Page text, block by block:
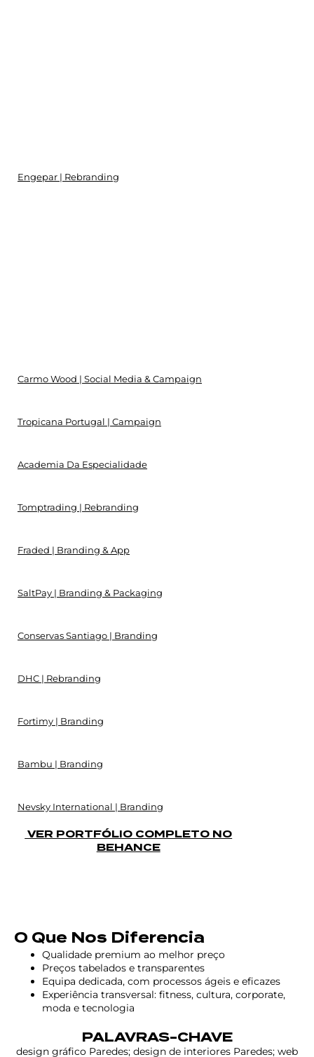
Engepar | Rebranding
Carmo Wood | Social Media & Campaign
Tropicana Portugal | Campaign
Academia Da Especialidade
Tomptrading | Rebranding
Fraded | Branding & App
SaltPay | Branding & Packaging
Conservas Santiago | Branding
DHC | Rebranding
Fortimy | Branding
Bambu | Branding
Nevsky International | Branding
VER PORTFÓLIO COMPLETO NO
BEHANCE
O Que Nos Diferencia
Qualidade premium ao melhor preço
Preços tabelados e transparentes
Equipa dedicada, com processos ágeis e eficazes
Experiência transversal: fitness, cultura, corporate,
moda e tecnologia
PALAVRAS-CHAVE
design gráfico Paredes; design de interiores Paredes; web